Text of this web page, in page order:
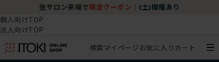
坐サロン来場で 限定クーポン (土)開催あり
個人向けTOP
法人向けTOP
検索マイページ お気に入り カート